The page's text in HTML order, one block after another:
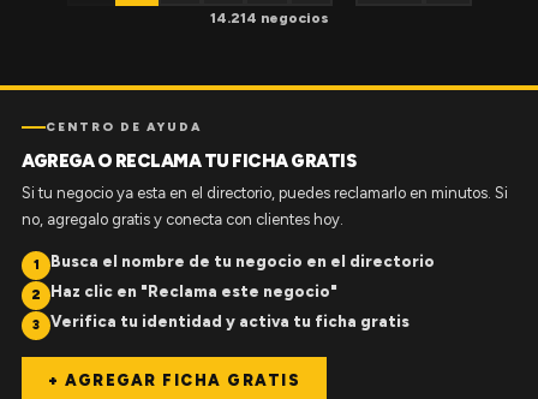
14.214 negocios
CENTRO DE AYUDA
AGREGA O RECLAMA TU FICHA GRATIS
Si tu negocio ya esta en el directorio, puedes reclamarlo en minutos. Si
no, agregalo gratis y conecta con clientes hoy.
1 Busca el nombre de tu negocio en el directorio
2 Haz clic en "Reclama este negocio"
3 Verifica tu identidad y activa tu ficha gratis
+ AGREGAR FICHA GRATIS